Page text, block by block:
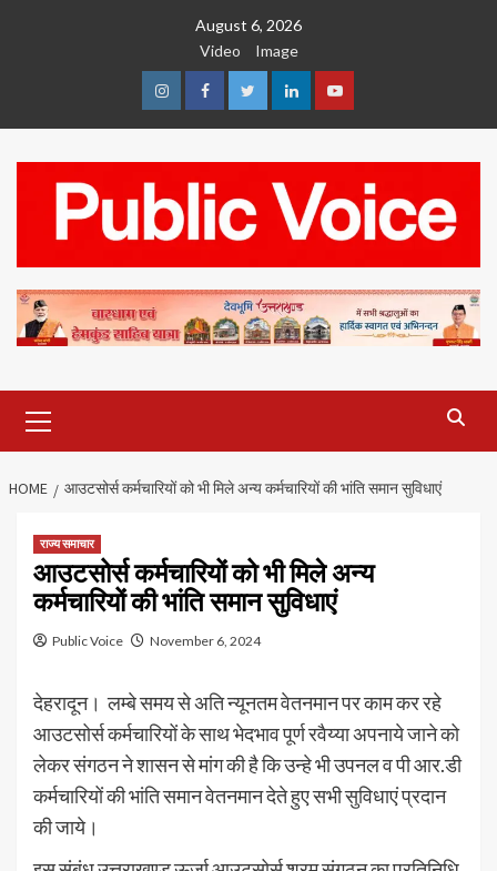
August 6, 2026
Video
Image
InstagramFacebookTwitterLinkedinYoutube
Menu
HOME आउटसोर्स कर्मचारियों को भी मिले अन्य कर्मचारियों की भांति समान सुविधाएं
राज्य समाचार
आउटसोर्स कर्मचारियों को भी मिले अन्य
कर्मचारियों की भांति समान सुविधाएं
Public Voice November 6, 2024
देहरादून। लम्बे समय से अति न्यूनतम वेतनमान पर काम कर रहे
आउटसोर्स कर्मचारियों के साथ भेदभाव पूर्ण रवैय्या अपनाये जाने को
लेकर संगठन ने शासन से मांग की है कि उन्हे भी उपनल व पी आर.डी
कर्मचारियों की भांति समान वेतनमान देते हुए सभी सुविधाएं प्रदान
की जाये।